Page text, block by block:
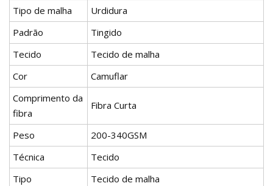
Tipo de malha
Urdidura
Padrão
Tingido
Tecido
Tecido de malha
Cor
Camuflar
Comprimento da
fibra
Fibra Curta
Peso
200-340GSM
Técnica
Tecido
Tipo
Tecido de malha